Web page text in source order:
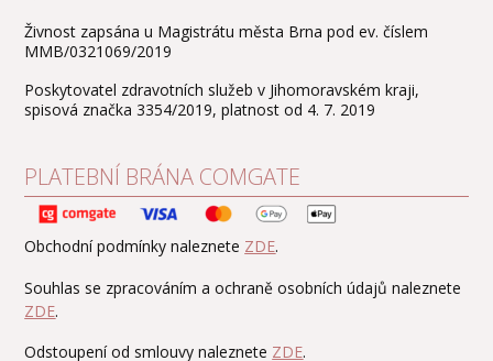
Živnost zapsána u Magistrátu města Brna pod ev. číslem
MMB/0321069/2019
Poskytovatel zdravotních služeb v Jihomoravském kraji,
spisová značka 3354/2019, platnost od 4. 7. 2019
PLATEBNÍ BRÁNA COMGATE
Obchodní podmínky naleznete ZDE.
Souhlas se zpracováním a ochraně osobních údajů naleznete
ZDE.
Odstoupení od smlouvy naleznete ZDE.